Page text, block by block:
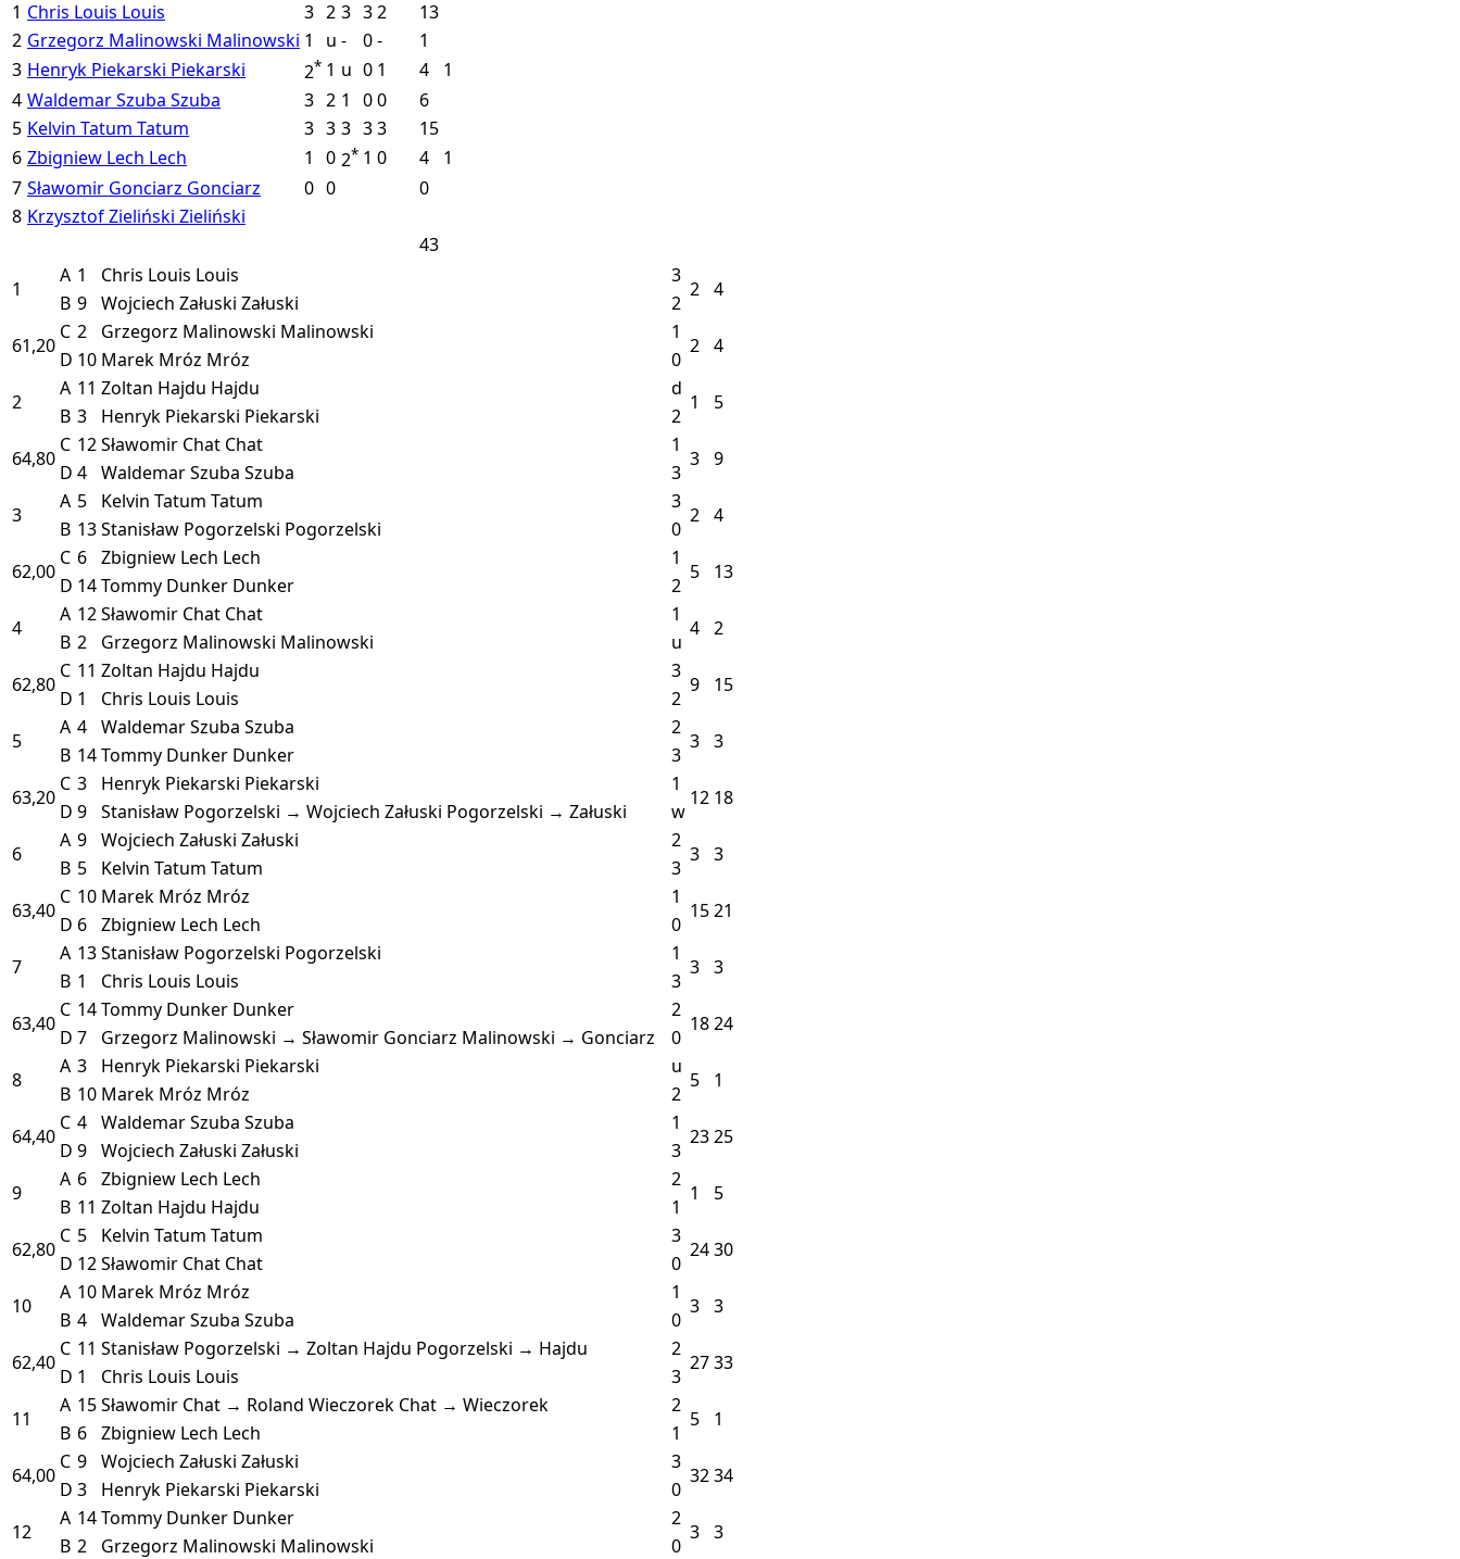
1 Chris Louis Louis 3 2 3 32
13
2 Grzegorz Malinowski Malinowski 1 u - 0-
1
3 Henryk Piekarski Piekarski 2* 1 u 0 1 4
1
4 Waldemar Szuba Szuba 3 2 1 00
6
5 Kelvin Tatum Tatum 3 3 3 33
15
6 Zbigniew Lech Lech 1 0 2* 1 0 4
1
7 Sławomir Gonciarz Gonciarz 0 0
0
8 Krzysztof Zieliński Zieliński
43
1
A 1 Chris Louis Louis 3
2 4
B 9 Wojciech Załuski Załuski
2
61,20
C 2 Grzegorz Malinowski Malinowski 1
2 4
D 10 Marek Mróz Mróz
0
2
A 11 Zoltan Hajdu Hajdu d
1 5
B 3 Henryk Piekarski Piekarski
2
64,80
C 12Sławomir Chat Chat 1
3 9
D 4 Waldemar Szuba Szuba
3
3
A 5 Kelvin Tatum Tatum 3
2 4
B 13Stanisław Pogorzelski Pogorzelski
0
62,00
C 6 Zbigniew Lech Lech 1
5 13
D 14Tommy Dunker Dunker
2
4
A 12Sławomir Chat Chat 1
4 2
B 2 Grzegorz Malinowski Malinowski
u
62,80
C 11 Zoltan Hajdu Hajdu 3
9 15
D 1 Chris Louis Louis
2
5
A 4 Waldemar Szuba Szuba 2
3 3
B 14Tommy Dunker Dunker
3
63,20
C 3 Henryk Piekarski Piekarski 1
12 18
D 9 Stanisław Pogorzelski → Wojciech Załuski Pogorzelski → Załuski
w
6
A 9 Wojciech Załuski Załuski 2
3 3
B 5 Kelvin Tatum Tatum
3
63,40
C 10 Marek Mróz Mróz 1
1521
D 6 Zbigniew Lech Lech
0
7
A 13Stanisław Pogorzelski Pogorzelski 1
3 3
B 1 Chris Louis Louis
3
63,40
C 14Tommy Dunker Dunker 2
1824
D 7 Grzegorz Malinowski → Sławomir Gonciarz Malinowski → Gonciarz
0
8
A 3 Henryk Piekarski Piekarski u
5 1
B 10 Marek Mróz Mróz
2
64,40
C 4 Waldemar Szuba Szuba 1
2325
D 9 Wojciech Załuski Załuski
3
9
A 6 Zbigniew Lech Lech 2
1 5
B 11 Zoltan Hajdu Hajdu
1
62,80
C 5 Kelvin Tatum Tatum 3
2430
D 12Sławomir Chat Chat
0
10
A 10 Marek Mróz Mróz 1
3 3
B 4 Waldemar Szuba Szuba
0
62,40
C 11 Stanisław Pogorzelski → Zoltan Hajdu Pogorzelski → Hajdu 2
2733
D 1 Chris Louis Louis
3
11
A 15Sławomir Chat → Roland Wieczorek Chat → Wieczorek 2
5 1
B 6 Zbigniew Lech Lech
1
64,00
C 9 Wojciech Załuski Załuski 3
3234
D 3 Henryk Piekarski Piekarski
0
12
A 14Tommy Dunker Dunker 2
3 3
B 2 Grzegorz Malinowski Malinowski
0